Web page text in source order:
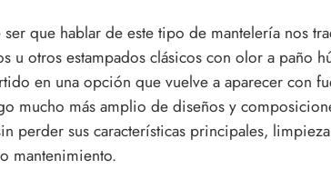
ser que hablar de este tipo de mantelería nos
u otros estampados clásicos con olor a paño
en una opción que vuelve a aparecer con
mucho más amplio de diseños y
perder sus características principales,
mantenimiento.